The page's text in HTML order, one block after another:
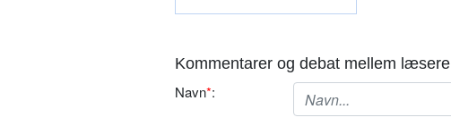
Kommentarer og debat mellem læsere
Navn*: